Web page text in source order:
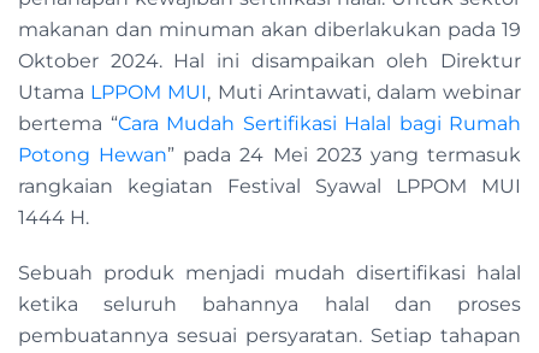
makanan dan minuman akan diberlakukan pada 19
Oktober 2024. Hal ini disampaikan oleh Direktur
Utama LPPOM MUI, Muti Arintawati, dalam webinar
bertema “Cara Mudah Sertifikasi Halal bagi Rumah
Potong Hewan” pada 24 Mei 2023 yang termasuk
rangkaian kegiatan Festival Syawal LPPOM MUI
1444 H.
Sebuah produk menjadi mudah disertifikasi halal
ketika seluruh bahannya halal dan proses
pembuatannya sesuai persyaratan. Setiap tahapan